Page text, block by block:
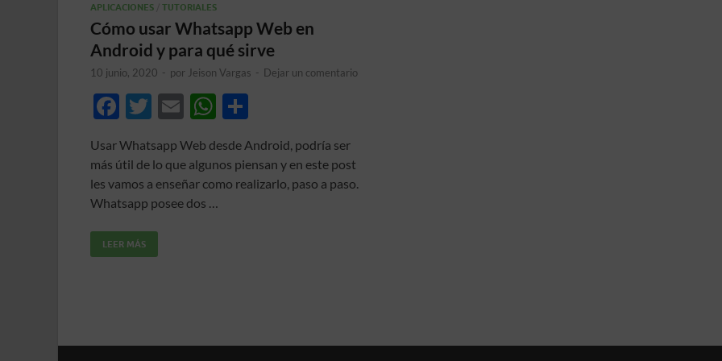
APLICACIONES TUTORIALES
Cómo usar Whatsapp Web en
Android y para qué sirve
10 junio, 2020 - por Jeison Vargas - Dejar un comentario
F
e
b
o
o
k
T
itt
er
E
ail
W
at
s
A
m
p
Usar Whatsapp Web desde Android, podría ser
más útil de lo que algunos piensan y en este post
les vamos a enseñar como realizarlo, paso a paso.
Whatsapp posee dos …
LEER MÁS